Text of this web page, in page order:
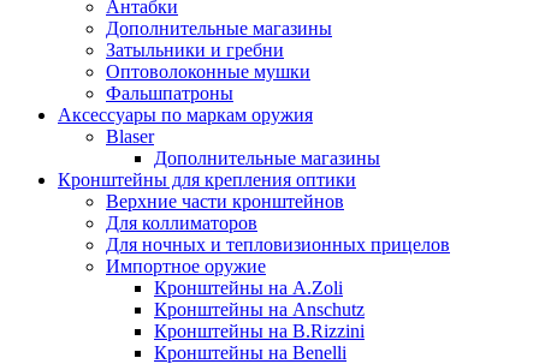
Антабки
Дополнительные магазины
Затыльники и гребни
Оптоволоконные мушки
Фальшпатроны
Аксессуары по маркам оружия
Blaser
Дополнительные магазины
Кронштейны для крепления оптики
Верхние части кронштейнов
Для коллиматоров
Для ночных и тепловизионных прицелов
Импортное оружие
Кронштейны на A.Zoli
Кронштейны на Anschutz
Кронштейны на B.Rizzini
Кронштейны на Benelli